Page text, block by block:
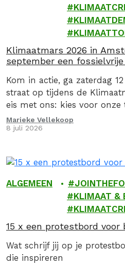
Klimaatmars 2026 in
september een
Kom in actie, ga zaterdag
straat op tijdens de
eis met ons: kies voor
fossiel!
Marieke Vellekoop
8 juli 2026
ALGEMEEN
KLIMAAT &
15 x een protestbord voor
Wat schrijf jij op je
die inspireren